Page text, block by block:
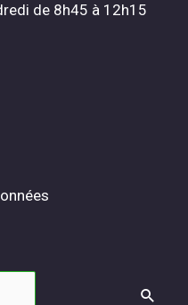
de 8h45 à 12h15